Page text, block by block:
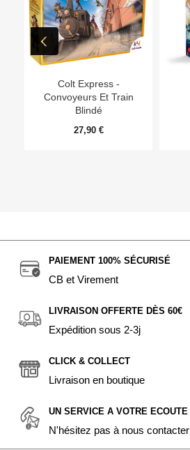
Colt Express -
Convoyeurs Et Train
Blindé
27,90 €
PAIEMENT 100% SÉCURISÉ
CB et Virement
LIVRAISON OFFERTE DÈS 60€
Expédition sous 2-3j
CLICK & COLLECT
Livraison en boutique
UN SERVICE A VOTRE ECOUTE
N'hésitez pas à nous contacter